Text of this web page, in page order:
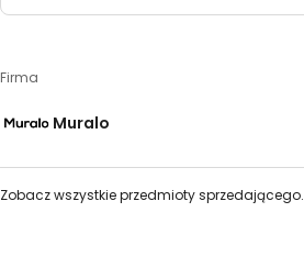
Firma
Muralo
Zobacz wszystkie przedmioty sprzedającego.